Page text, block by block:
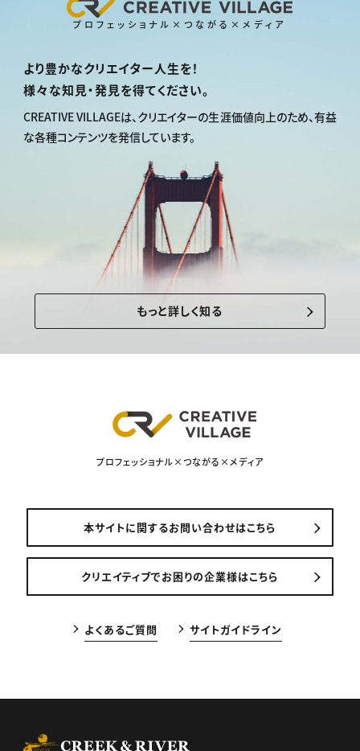
プロフェッショナル×つながる×メディア
より豊かなクリエイター人生を！
様々な知見・発見を得てください。
CREATIVE VILLAGEは、 クリエイターの生涯価値向上のため、有益
な各種コンテンツを発信しています。
もっと詳しく知る
プロフェッショナル×つながる×メディア
本サイトに関するお問い合わせはこちら
クリエイティブでお困りの企業様はこちら
よくあるご質問 サイトガイドライン